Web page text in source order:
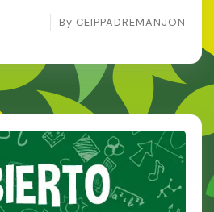
By CEIPPADREMANJON